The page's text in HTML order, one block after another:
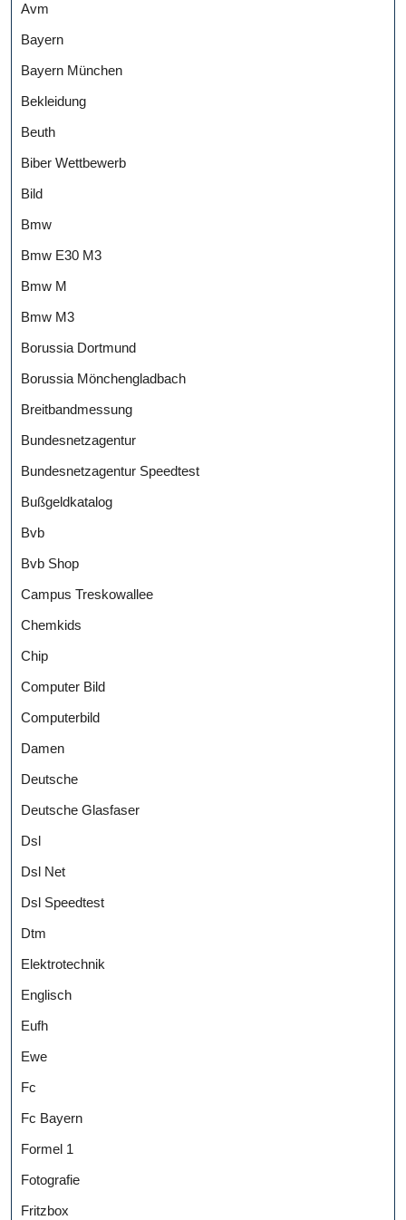
Avm
Bayern
Bayern München
Bekleidung
Beuth
Biber Wettbewerb
Bild
Bmw
Bmw E30 M3
Bmw M
Bmw M3
Borussia Dortmund
Borussia Mönchengladbach
Breitbandmessung
Bundesnetzagentur
Bundesnetzagentur Speedtest
Bußgeldkatalog
Bvb
Bvb Shop
Campus Treskowallee
Chemkids
Chip
Computer Bild
Computerbild
Damen
Deutsche
Deutsche Glasfaser
Dsl
Dsl Net
Dsl Speedtest
Dtm
Elektrotechnik
Englisch
Eufh
Ewe
Fc
Fc Bayern
Formel 1
Fotografie
Fritzbox